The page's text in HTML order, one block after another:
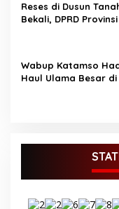
s
Reses di Dusun
Bekali, DPRD
Wabup Katamso
Haul Ulama Besar di